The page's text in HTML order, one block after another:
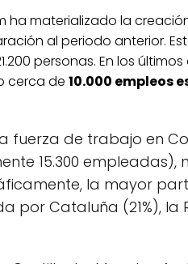
ha materializado la
al periodo anterior.
personas. En los
cerca de 10.000 empleos
fuerza de trabajo en
15.300 empleadas),
la mayor
por Cataluña (21%),